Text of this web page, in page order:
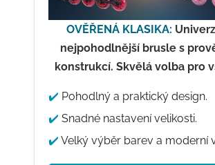
OVĚŘENÁ KLASIKA:
nejpohodlnější brusle s
konstrukcí. Skvělá volba pro
✔️ Pohodlný a praktický design.
✔️ Snadné nastavení velikosti.
✔️ Velký výběr barev a moderní